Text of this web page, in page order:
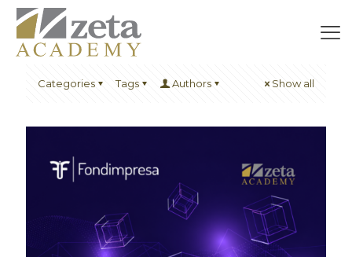
Categories Tags Authors Show all